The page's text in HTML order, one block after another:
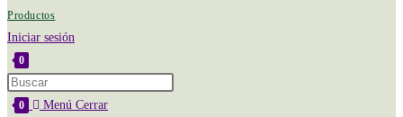
Productos
Iniciar sesión
0
0 Menú Cerrar